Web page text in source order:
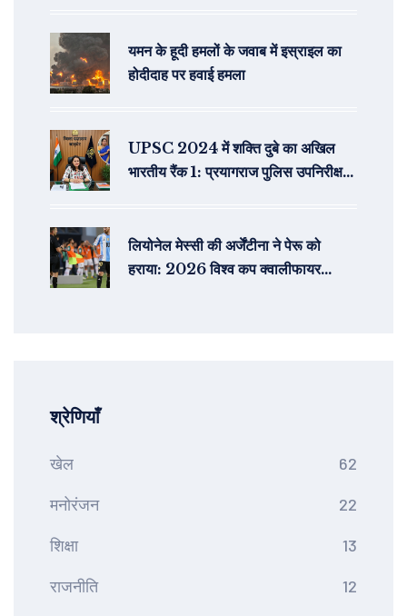
यमन के हूदी हमलों के जवाब में इस्राइल का
होदीदाह पर हवाई हमला
UPSC 2024 में शक्ति दुबे का अखिल
भारतीय रैंक 1: प्रयागराज पुलिस उपनिरीक्षक
लियोनेल मेस्सी की अर्जेंटीना ने पेरू को
हराया: 2026 विश्व कप क्वालीफायर
श्रेणियाँ
खेल 62
मनोरंजन 22
शिक्षा 13
राजनीति 12